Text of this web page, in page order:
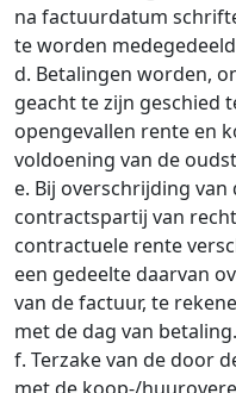
na factuurdatum
te worden
d. Betalingen worden,
geacht te zijn geschied
opengevallen rente en
voldoening van de
e. Bij overschrijding
contractspartij van
contractuele rente
een gedeelte daarvan
van de factuur, te
met de dag van betaling.
f. Terzake van de door
met de koop-/